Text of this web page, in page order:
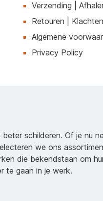
Verzending |
Retouren | Klachten
Algemene
Privacy Policy
beter schilderen. Of je
we ons
die bekendstaan om
te gaan in je werk.